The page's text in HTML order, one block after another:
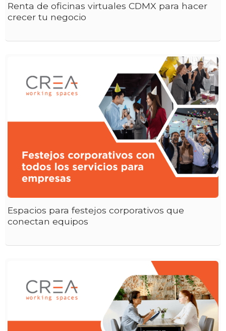
Renta de oficinas virtuales CDMX para hacer
crecer tu negocio
Espacios para festejos corporativos que
conectan equipos